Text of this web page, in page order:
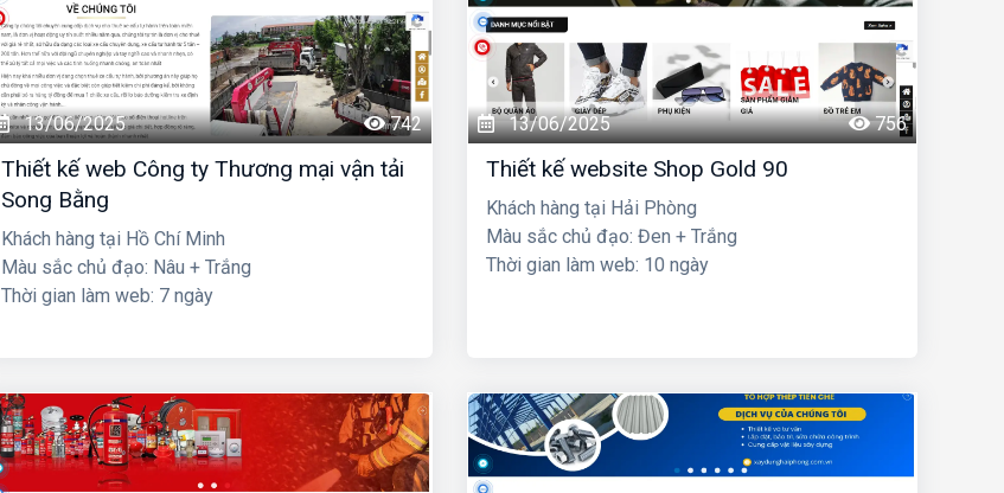
13/06/2025 742
Thiết kế web Công ty Thương mại vận tải
Song Bằng
Khách hàng tại Hồ Chí Minh
Màu sắc chủ đạo: Nâu + Trắng
Thời gian làm web: 7 ngày
13/06/2025 756
Thiết kế website Shop Gold 90
Khách hàng tại Hải Phòng
Màu sắc chủ đạo: Đen + Trắng
Thời gian làm web: 10 ngày